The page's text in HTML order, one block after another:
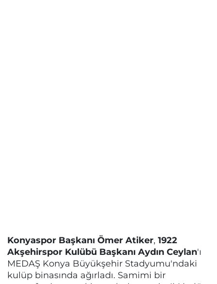
Konyaspor Başkanı Ömer Atiker, 1922
Akşehirspor Kulübü Başkanı Aydın Ceylan'ı
MEDAŞ Konya Büyükşehir Stadyumu'ndaki
kulüp binasında ağırladı. Samimi bir